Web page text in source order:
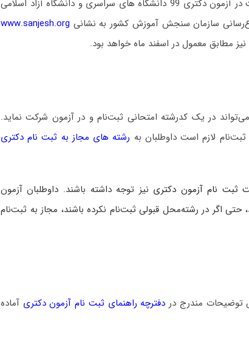
آزمون دکتری سراسری و آزاد، ثبت‌نام جهت شرکت در آزمون دکتری 99 دانشگاه های سراسری و دانشگاه آزاد اسلامی
سازمان سنجش آموزش کشور به نشانی www.sanjesh.org
نیز مطابق معمول در اسفند ماه خواهد بود.
در یک کدرشته‌ امتحانی ثبت‌نام‌ و در آزمون شرکت‌ نماید.
لازم است داوطلبان به رشته های مجاز به ثبت نام دکتری
ثبت نام آزمون دکتری نیز توجه داشته باشند. داوطلبان آزمون
حتی اگر در رشته‌محل قبولی ثبت‌نام نکرده باشند، مجاز به ثبت‌نام
دفترچه راهنمای ثبت‌ نام آزمون دکتری آماده